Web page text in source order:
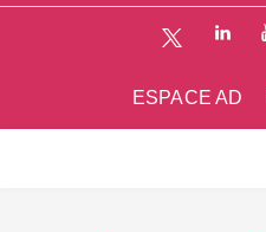
ESPACE AD